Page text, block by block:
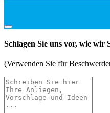
Schlagen Sie uns vor, wie wir
(Verwenden Sie für